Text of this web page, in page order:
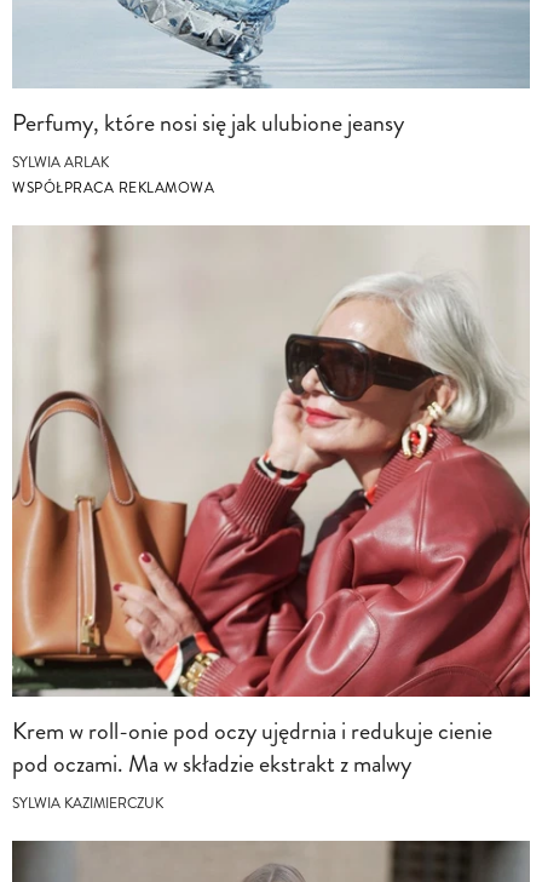
Perfumy, które nosi się jak ulubione jeansy
SYLWIA ARLAK
WSPÓŁPRACA REKLAMOWA
Krem w roll-onie pod oczy ujędrnia i redukuje cienie
pod oczami. Ma w składzie ekstrakt z malwy
SYLWIA KAZIMIERCZUK